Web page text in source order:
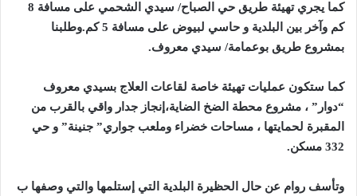
كما يجري تهيئة طريق حي الصباح/ سيدي الشحمي على مسافة 8
كم وآخر بين البلدية و حاسي لبيوض على مسافة 5 كم.وطلبنا
بمشروع طريق بوعمامة/ سيدي معروف.
كما ستكون عمليات تهيئة خاصة لقاعات العلاج بسيدي معروف
“دوار” ، مشروع محطة الضخ الضاية،إنجاز جدار واقي بالقرب من
المقبرة لحمايتها ، مساحات خضراء وملعب جواري” جنينة” و حي
332 مسكن.
وتأسف روام عن حال الحظيرة البلدية التي إستلمها والتي وصفها ب